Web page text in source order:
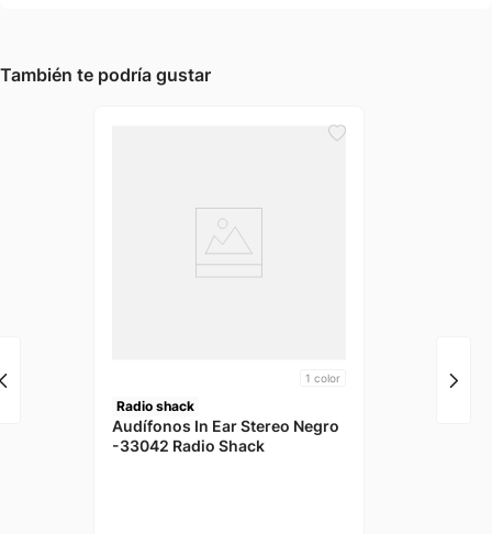
También te podría gustar
1 color
Radio shack
Audífonos In Ear Stereo Negro
-33042 Radio Shack